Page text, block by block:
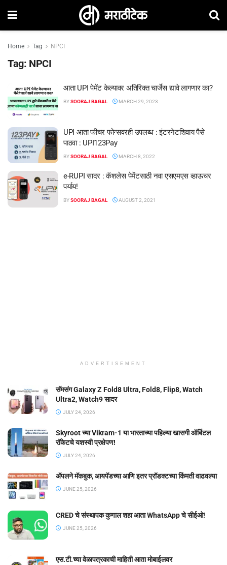
Home Tag NPCI
Tag: NPCI
आता UPI पेमेंट केल्यावर अतिरिक्त चार्जेस द्यावे लागणार का?
BYSOORAJ BAGAL MARCH 29, 2023
UPI आता फीचर फोन्सवरही उपलब्ध : इंटरनेटशिवाय पैसे
पाठवा : UPI123Pay
BYSOORAJ BAGAL MARCH 8, 2022
e-RUPI सादर : कॅशलेस पेमेंटसाठी नवा एसएमएस व्हाऊचर
पर्याय!
BYSOORAJ BAGAL AUGUST 2, 2021
ADVERTISEMENT
सॅमसंग Galaxy Z Fold8 Ultra, Fold8, Flip8, Watch
Ultra2, Watch9 सादर
JULY 24, 2026
Skyroot च्या Vikram-1 या भारताच्या पहिल्या खासगी ऑर्बिटल
रॉकेटचे यशस्वी प्रक्षेपण!
JULY 24, 2026
ॲपलने मॅकबुक, आयपॅडच्या आणि इतर प्रॉडक्टच्या किंमती वाढवल्या
JUNE 25, 2026
CRED चे संस्थापक कुणाल शहा आता WhatsApp चे सीईओ!
JUNE 25, 2026
एस.टी.च्या वेळापत्रकाची माहिती आता मोबाईलवर